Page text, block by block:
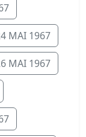
MAI 1967
MAI 1967